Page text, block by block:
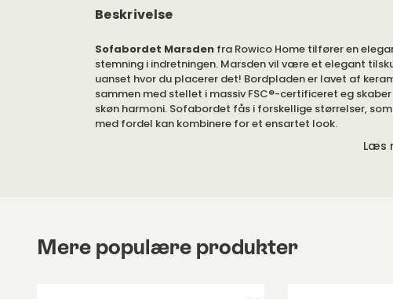
Beskrivelse
Sofabordet Marsden fra Rowico Home tilfører en
stemning i indretningen. Marsden vil være et elegant
uanset hvor du placerer det! Bordpladen er lavet af
sammen med stellet i massiv FSC®-certificeret eg skaber
skøn harmoni. Sofabordet fås i forskellige størrelser,
med fordel kan kombinere for et ensartet look.
Stellet er fremstillet af massiv FSC®-certificeret eg.
er lavet af keramik på MDF, og kanten er i egfiner. Keramik
Læs
Mere populære produkter